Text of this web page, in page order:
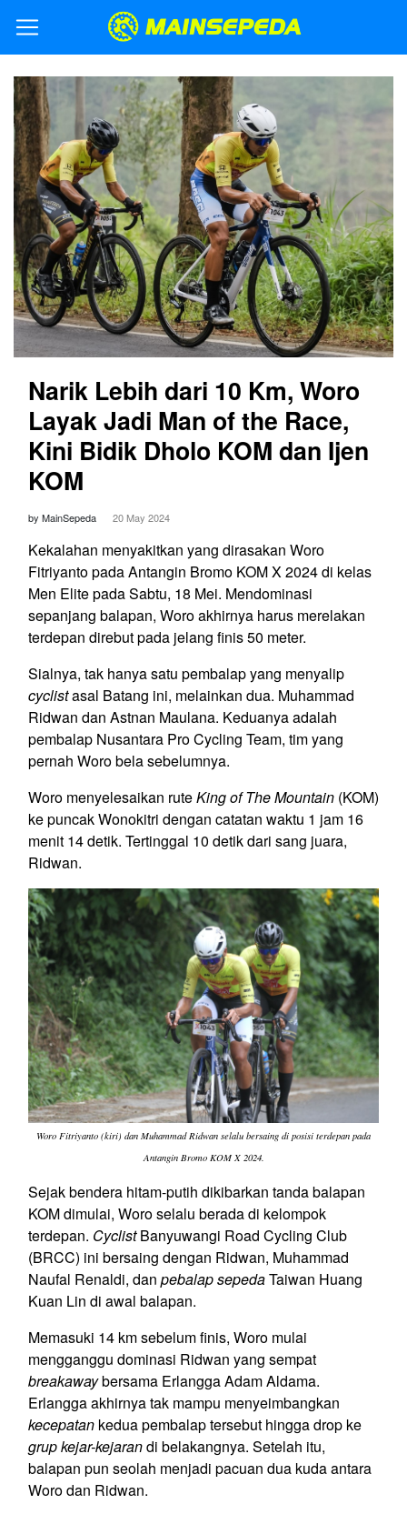
Narik Lebih dari 10 Km, Woro
Layak Jadi Man of the Race,
Kini Bidik Dholo KOM dan Ijen
KOM
by MainSepeda 20 May 2024
Kekalahan menyakitkan yang dirasakan Woro
Fitriyanto pada Antangin Bromo KOM X 2024 di kelas
Men Elite pada Sabtu, 18 Mei. Mendominasi
sepanjang balapan, Woro akhirnya harus merelakan
terdepan direbut pada jelang finis 50 meter.
Sialnya, tak hanya satu pembalap yang menyalip
cyclistasal Batang ini, melainkan dua. Muhammad
Ridwan dan Astnan Maulana. Keduanya adalah
pembalap Nusantara Pro Cycling Team, tim yang
pernah Woro bela sebelumnya.
Woro menyelesaikan ruteKing of The Mountain (KOM)
ke puncak Wonokitri dengan catatan waktu 1 jam 16
menit 14 detik. Tertinggal 10 detik dari sang juara,
Ridwan.
Woro Fitriyanto (kiri) dan Muhammad Ridwan selalu bersaing di posisi terdepan pada
Antangin Bromo KOM X 2024.
Sejak bendera hitam-putih dikibarkan tanda balapan
KOM dimulai, Woro selalu berada di kelompok
terdepan. CyclistBanyuwangi Road Cycling Club
(BRCC) ini bersaing dengan Ridwan, Muhammad
Naufal Renaldi, dan pebalap sepedaTaiwan Huang
Kuan Lin di awal balapan.
Memasuki 14 km sebelum finis, Woro mulai
mengganggu dominasi Ridwan yang sempat
breakawaybersama Erlangga Adam Aldama.
Erlangga akhirnya tak mampu menyeimbangkan
kecepatan kedua pembalap tersebut hingga drop ke
grup kejar-kejarandi belakangnya. Setelah itu,
balapan pun seolah menjadi pacuan dua kuda antara
Woro dan Ridwan.